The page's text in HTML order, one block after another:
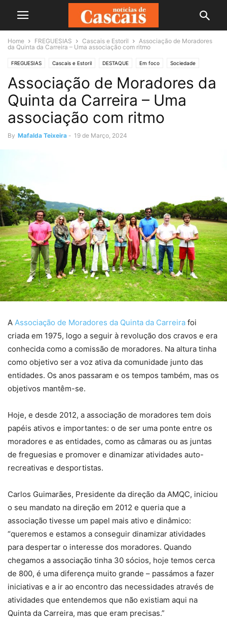
Home FREGUESIAS Cascais e Estoril
Associação de Moradores
da Quinta da Carreira – Uma associação com ritmo
FREGUESIAS Cascais e Estoril DESTAQUE Em foco Sociedade
Associação de Moradores da
Quinta da Carreira – Uma
associação com ritmo
By Mafalda Teixeira - 19 de Março, 2024
A Associação de Moradores da Quinta da Carreira foi
criada em 1975, logo a seguir à revolução dos cravos e era
conhecida como a comissão de moradores. Na altura tinha
como objetivo ser a voz ativa da comunidade junto das
entidades. Os anos passaram e os tempos também, mas os
objetivos mantêm-se.
Hoje, e desde 2012, a associação de moradores tem dois
papéis ativos e importantes: o de ser uma ponte entre os
moradores e as entidades, como as câmaras ou as juntas
de freguesias e promover e dinamizar atividades auto-
recreativas e desportistas.
Carlos Guimarães, Presidente da direção da AMQC, iniciou
o seu mandato na direção em 2012 e queria que a
associação tivesse um papel mais ativo e dinâmico:
“queremos e estamos a conseguir dinamizar atividades
para despertar o interesse dos moradores. Quando
chegamos a associação tinha 30 sócios, hoje temos cerca
de 800, é uma diferença muito grande – passámos a fazer
iniciativas e a ir ao encontro das necessidades através de
atividades que entendemos que não existiam aqui na
Quinta da Carreira, mas que eram precisas.”